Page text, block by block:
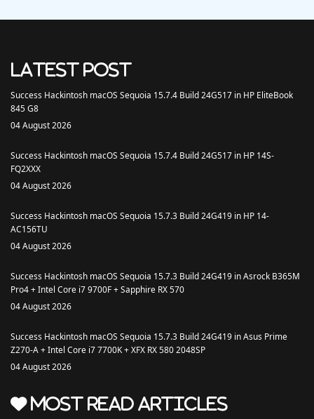
Latest Post
Success Hackintosh macOS Sequoia 15.7.4 Build 24G517 in HP EliteBook
845 G8
04 August 2026
Success Hackintosh macOS Sequoia 15.7.4 Build 24G517 in HP 14S-
FQ2XXX
04 August 2026
Success Hackintosh macOS Sequoia 15.7.3 Build 24G419 in HP 14-
AC156TU
04 August 2026
Success Hackintosh macOS Sequoia 15.7.3 Build 24G419 in Asrock B365M
Pro4 + Intel Core i7 9700F + Sapphire RX 570
04 August 2026
Success Hackintosh macOS Sequoia 15.7.3 Build 24G419 in Asus Prime
Z270-A + Intel Core i7 7700K + XFX RX 580 2048SP
04 August 2026
Most Read Articles